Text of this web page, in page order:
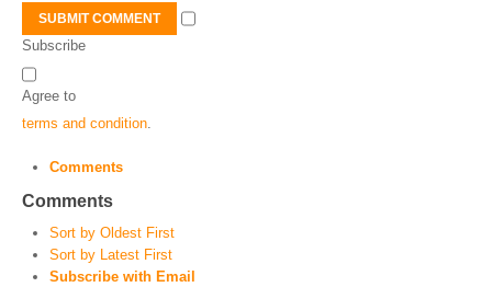
SUBMIT COMMENT
Subscribe
Agree to
terms and condition
Comments
Comments
Sort by Oldest First
Sort by Latest First
Subscribe with Email